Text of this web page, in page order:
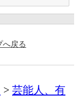
へ戻る
芸能人、有